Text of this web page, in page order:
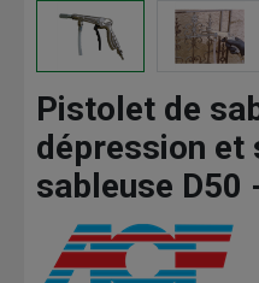
Pistolet de
dépression et
sableuse D50